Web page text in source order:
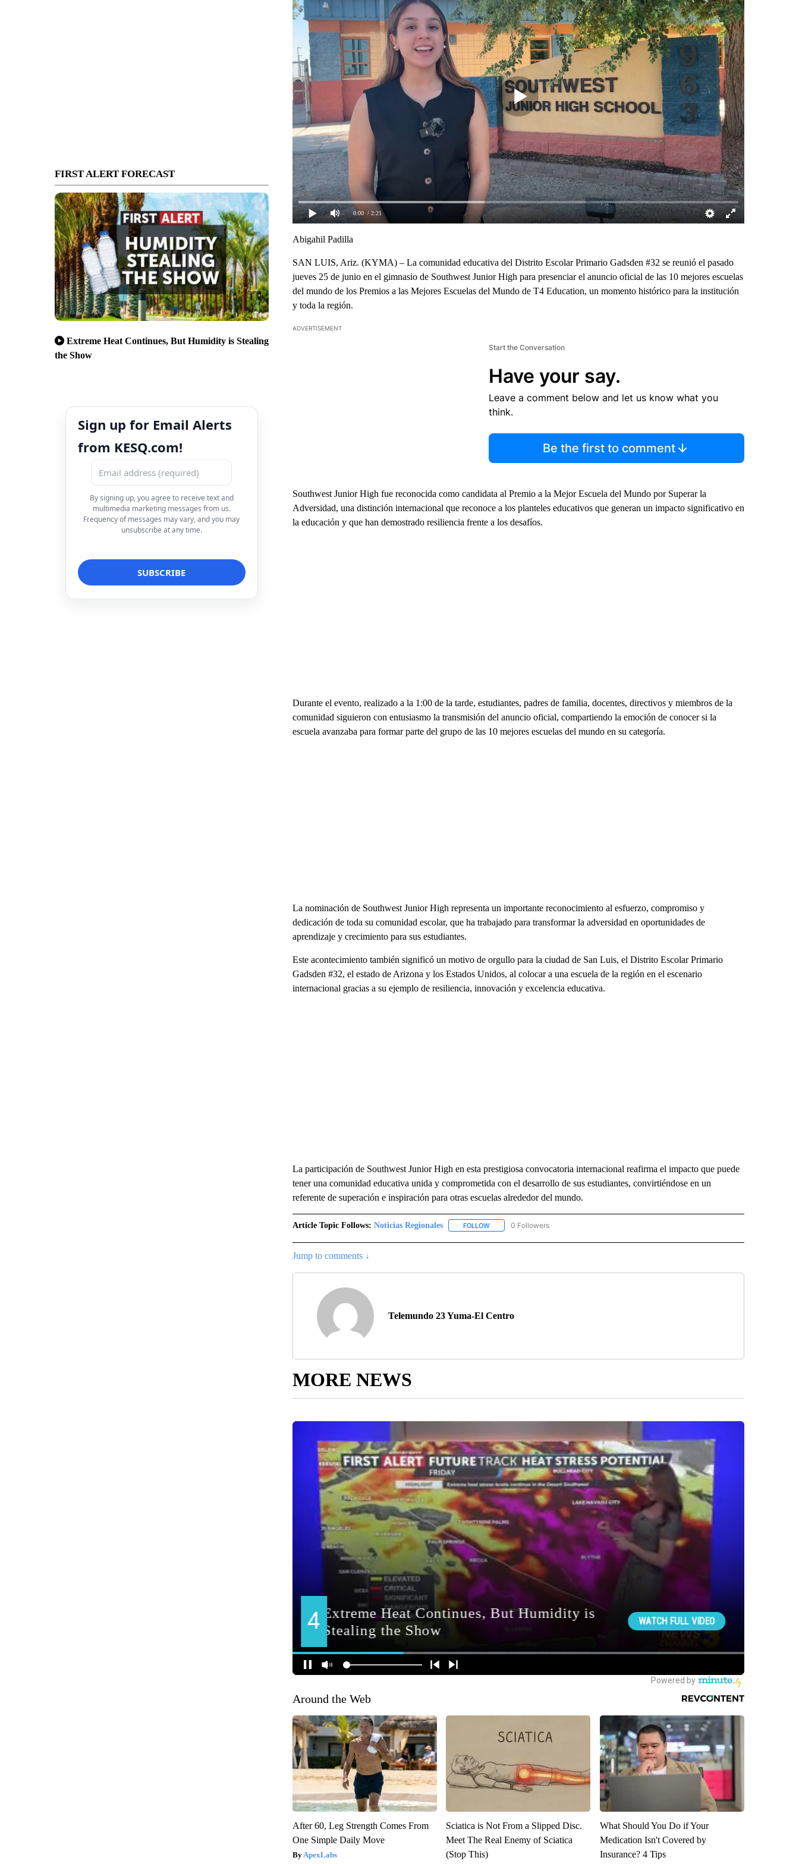
FIRST ALERT FORECAST
Extreme Heat Continues, But Humidity is Stealing
the Show
Sign up for Email Alerts
from KESQ.com!
By signing up, you agree to receive text and
multimedia marketing messages from us.
Frequency of messages may vary, and you may
unsubscribe at any time.
0:00 / 2:21
Abigahil Padilla
SAN LUIS, Ariz. (KYMA) – La comunidad educativa del Distrito Escolar Primario Gadsden #32 se reunió el pasado
jueves 25 de junio en el gimnasio de Southwest Junior High para presenciar el anuncio oficial de las 10 mejores escuelas
del mundo de los Premios a las Mejores Escuelas del Mundo de T4 Education, un momento histórico para la institución
y toda la región.
ADVERTISEMENT
Start the Conversation
Have your say.
Leave a comment below and let us know what you
think.
Be the first to comment
Southwest Junior High fue reconocida como candidata al Premio a la Mejor Escuela del Mundo por Superar la
Adversidad, una distinción internacional que reconoce a los planteles educativos que generan un impacto significativo en
la educación y que han demostrado resiliencia frente a los desafíos.
Durante el evento, realizado a la 1:00 de la tarde, estudiantes, padres de familia, docentes, directivos y miembros de la
comunidad siguieron con entusiasmo la transmisión del anuncio oficial, compartiendo la emoción de conocer si la
escuela avanzaba para formar parte del grupo de las 10 mejores escuelas del mundo en su categoría.
La nominación de Southwest Junior High representa un importante reconocimiento al esfuerzo, compromiso y
dedicación de toda su comunidad escolar, que ha trabajado para transformar la adversidad en oportunidades de
aprendizaje y crecimiento para sus estudiantes.
Este acontecimiento también significó un motivo de orgullo para la ciudad de San Luis, el Distrito Escolar Primario
Gadsden #32, el estado de Arizona y los Estados Unidos, al colocar a una escuela de la región en el escenario
internacional gracias a su ejemplo de resiliencia, innovación y excelencia educativa.
La participación de Southwest Junior High en esta prestigiosa convocatoria internacional reafirma el impacto que puede
tener una comunidad educativa unida y comprometida con el desarrollo de sus estudiantes, convirtiéndose en un
referente de superación e inspiración para otras escuelas alrededor del mundo.
Article Topic Follows: Noticias Regionales FOLLOWFOLLOW "NOTICIAS REGIONALES" TO RECEIVE NOTIFICATIONS ABOUT NEW PAGES ON
0 Followers
Jump to comments ↓
Telemundo 23 Yuma-El Centro
MORE NEWS
Around the Web
After 60, Leg Strength Comes From
One Simple Daily Move
ApexLabs
Sciatica is Not From a Slipped Disc.
Meet The Real Enemy of Sciatica
(Stop This)
What Should You Do if Your
Medication Isn't Covered by
Insurance? 4 Tips